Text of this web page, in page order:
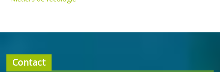
Contact